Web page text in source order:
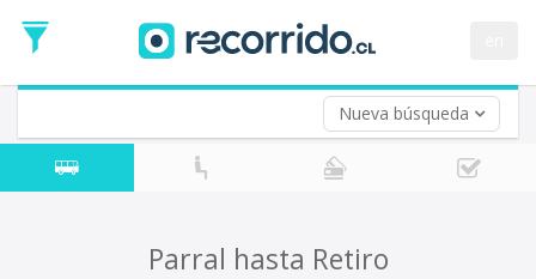
Nueva búsqueda
de
Ida
Vuelta (opcional)
Fecha
de
Parral hasta Retiro